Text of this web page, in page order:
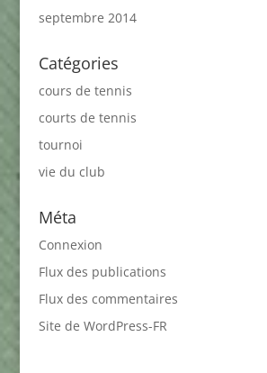
septembre 2014
Catégories
cours de tennis
courts de tennis
tournoi
vie du club
Méta
Connexion
Flux des publications
Flux des commentaires
Site de WordPress-FR